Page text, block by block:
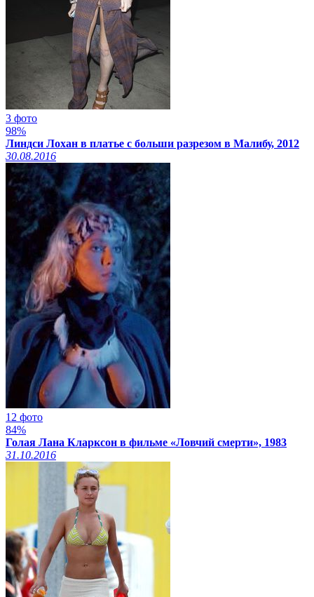
3 фото
98%
Линдси Лохан в платье с больши разрезом в Малибу, 2012
30.08.2016
12 фото
84%
Голая Лана Кларксон в фильме «Ловчий смерти», 1983
31.10.2016